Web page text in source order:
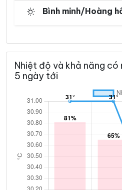
Bình minh/Hoàng
Nhiệt độ và khả năng có
5 ngày tới